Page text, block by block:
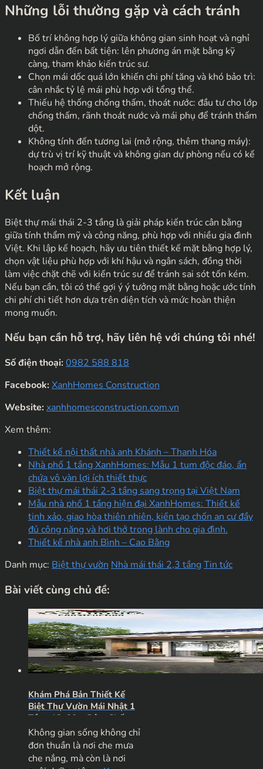
Những lỗi thường gặp và cách tránh
Bố trí không hợp lý giữa không gian sinh hoạt và nghỉ
ngơi dẫn đến bất tiện: lên phương án mặt bằng kỹ
càng, tham khảo kiến trúc sư.
Chọn mái dốc quá lớn khiến chi phí tăng và khó bảo trì:
cân nhắc tỷ lệ mái phù hợp với tổng thể.
Thiếu hệ thống chống thấm, thoát nước: đầu tư cho lớp
chống thấm, rãnh thoát nước và mái phụ để tránh thấm
dột.
Không tính đến tương lai (mở rộng, thêm thang máy):
dự trù vị trí kỹ thuật và không gian dự phòng nếu có kế
hoạch mở rộng.
Kết luận
Biệt thự mái thái 2-3 tầng là giải pháp kiến trúc cân bằng
giữa tính thẩm mỹ và công năng, phù hợp với nhiều gia đình
Việt. Khi lập kế hoạch, hãy ưu tiên thiết kế mặt bằng hợp lý,
chọn vật liệu phù hợp với khí hậu và ngân sách, đồng thời
làm việc chặt chẽ với kiến trúc sư để tránh sai sót tốn kém.
Nếu bạn cần, tôi có thể gợi ý ý tưởng mặt bằng hoặc ước tính
chi phí chi tiết hơn dựa trên diện tích và mức hoàn thiện
mong muốn.
Nếu bạn cần hỗ trợ, hãy liên hệ với chúng tôi nhé!
Số điện thoại:0982 588 818
Facebook:XanhHomes Construction
Website:xanhhomesconstruction.com.vn
Xem thêm:
Thiết kế nội thất nhà anh Khánh – Thanh Hóa
Nhà phố 1 tầng XanhHomes: Mẫu 1 tum độc đáo, ẩn
chứa vô vàn lợi ích thiết thực
Biệt thự mái thái 2-3 tầng sang trọng tại Việt Nam
Mẫu nhà phố 1 tầng hiện đại XanhHomes: Thiết kế
tinh xảo, giao hòa thiên nhiên, kiến tạo chốn an cư đầy
đủ công năng và hơi thở trong lành cho gia đình.
Thiết kế nhà anh Bình – Cao Bằng
Danh mục: Biệt thự vườn Nhà mái thái 2,3 tầngTin tức
Bài viết cùng chủ đề:
Khám Phá Bản Thiết Kế
Biệt Thự Vườn Mái Nhật 1
Tầng 12x20m Đậm Chất
Nghỉ Dưỡng
Không gian sống không chỉ
đơn thuần là nơi che mưa
che nắng, mà còn là nơi